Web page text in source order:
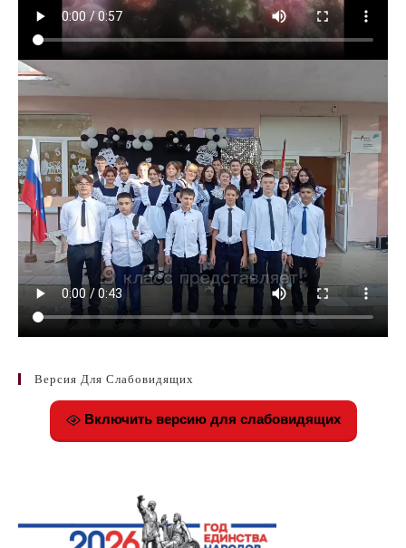
Версия Для Слабовидящих
Включить версию для слабовидящих